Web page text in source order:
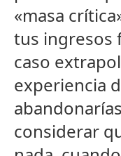
«masa
tus ingresos
caso
experiencia
considerar